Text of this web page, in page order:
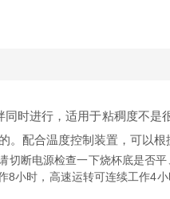
进行，适用于粘稠度不是
。配合温度控制装置，可以
电源检查一下烧杯底是否平
8小时，高速运转可连续工作4